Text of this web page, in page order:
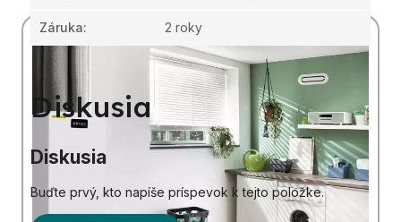
Záruka: 2 roky
Diskusia
Diskusia
Buďte prvý, kto napíše príspevok k tejto položke.